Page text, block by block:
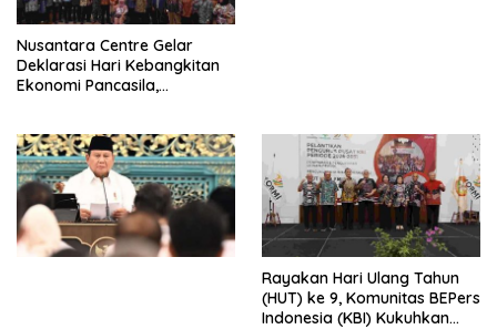
Nusantara Centre Gelar
Deklarasi Hari Kebangkitan
Ekonomi Pancasila,
Penjajahan (Pergolakan
Ekonomi Politik Indonesia) &
Simposium Nasional “Urgensi
Undang-Undang
Perekonomian Nasional dan
Kesejahteraan Sosial dalam
Rayakan Hari Ulang Tahun
(HUT) ke 9, Komunitas BEPers
Indonesia (KBI) Kukuhkan